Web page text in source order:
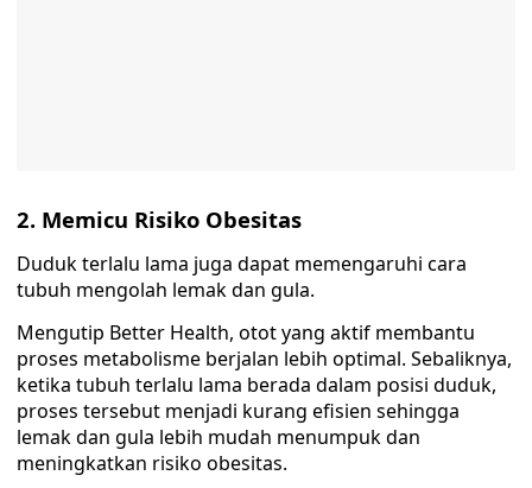
2. Memicu Risiko Obesitas
Duduk terlalu lama juga dapat memengaruhi cara
tubuh mengolah lemak dan gula.
Mengutip Better Health, otot yang aktif membantu
proses metabolisme berjalan lebih optimal. Sebaliknya,
ketika tubuh terlalu lama berada dalam posisi duduk,
proses tersebut menjadi kurang efisien sehingga
lemak dan gula lebih mudah menumpuk dan
meningkatkan risiko obesitas.